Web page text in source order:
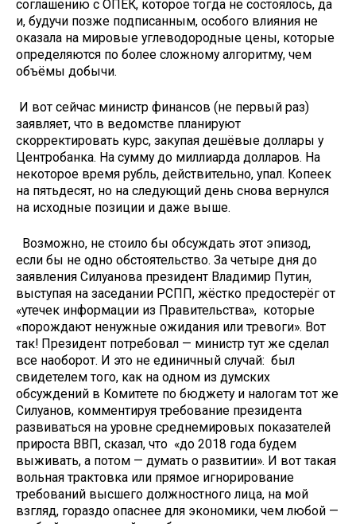
соглашению с ОПЕК, которое тогда не состоялось, да
и, будучи позже подписанным, особого влияния не
оказала на мировые углеводородные цены, которые
определяются по более сложному алгоритму, чем
объёмы добычи.
И вот сейчас министр финансов (не первый раз)
заявляет, что в ведомстве планируют
скорректировать курс, закупая дешёвые доллары у
Центробанка. На сумму до миллиарда долларов. На
некоторое время рубль, действительно, упал. Копеек
на пятьдесят, но на следующий день снова вернулся
на исходные позиции и даже выше.
Возможно, не стоило бы обсуждать этот эпизод,
если бы не одно обстоятельство. За четыре дня до
заявления Силуанова президент Владимир Путин,
выступая на заседании РСПП, жёстко предостерёг от
«утечек информации из Правительства», которые
«порождают ненужные ожидания или тревоги». Вот
так! Президент потребовал — министр тут же сделал
все наоборот. И это не единичный случай: был
свидетелем того, как на одном из думских
обсуждений в Комитете по бюджету и налогам тот же
Силуанов, комментируя требование президента
развиваться на уровне среднемировых показателей
прироста ВВП, сказал, что «до 2018 года будем
выживать, а потом — думать о развитии». И вот такая
вольная трактовка или прямое игнорирование
требований высшего должностного лица, на мой
взгляд, гораздо опаснее для экономики, чем любой —